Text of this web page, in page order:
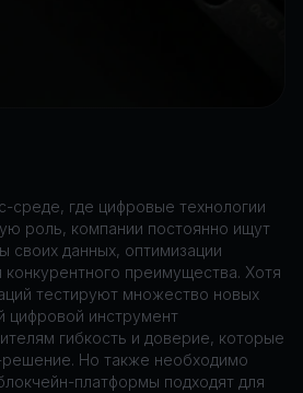
среде, где цифровые технологии
роль, компании постоянно ищут
своих данных, оптимизации
преимущества. Хотя
тестируют множество новых
цифровой инструмент
гибкость и доверие, которые
Но также необходимо
платформы подходят для